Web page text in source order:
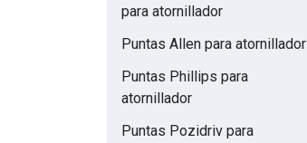
para atornillador
Puntas Allen para atornillador
Puntas Phillips para
atornillador
Puntas Pozidriv para